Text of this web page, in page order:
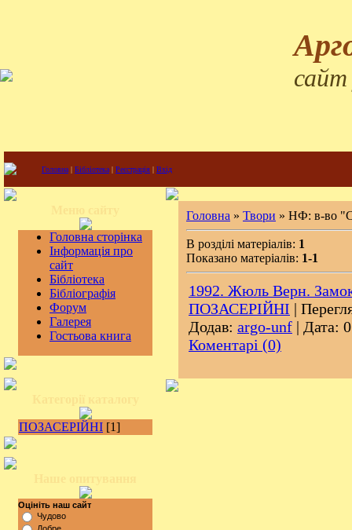
сайт
Головна | Бібліотека | Реєстрація | Вхід
Головна сторінка
Інформація про
сайт
Бібліотека
Бібліографія
Форум
Галерея
Гостьова книга
ПОЗАСЕРІЙНІ [1]
Оцініть наш сайт
Чудово
Головна » Твори » НФ: в-во
В розділі матеріалів: 1
Показано матеріалів: 1-1
1992. Жюль Верн.
ПОЗАСЕРІЙНІ |
Додав: argo-unf | Дата:
Коментарі (0)